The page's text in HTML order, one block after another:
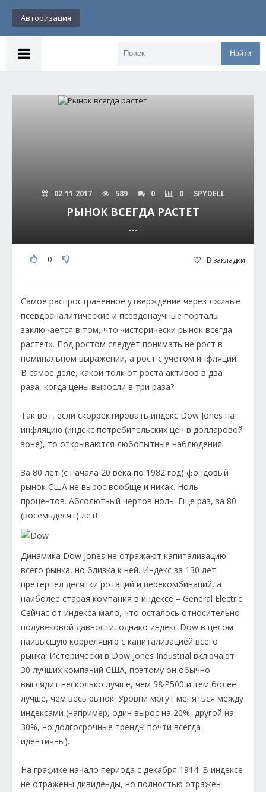
Авторизация
Найти
02.11.2017 589 0 0 SPYDELL
РЫНОК ВСЕГДА РАСТЕТ
---
0 В закладки
Самое распространенное утверждение через лживые
псевдоаналитические и псевдонаучные порталы
заключается в том, что «исторически рынок всегда
растет». Под ростом следует понимать не рост в
номинальном выражении, а рост с учетом инфляции.
В самое деле, какой толк от роста активов в два
раза, когда цены выросли в три раза?
Так вот, если скорректировать индекс Dow Jones на
инфляцию (индекс потребительских цен в долларовой
зоне), то открываются любопытные наблюдения.
За 80 лет (с начала 20 века по 1982 год) фондовый
рынок США не вырос вообще и никак. Ноль
процентов. Абсолютный чертов ноль. Еще раз, за 80
(восемьдесят) лет!
Динамика Dow Jones не отражают капитализацию
всего рынка, но близка к ней. Индекс за 130 лет
претерпел десятки ротаций и перекомбинаций, а
наиболее старая компания в индексе – General Electric.
Сейчас от индекса мало, что осталось относительно
полувековой давности, однако индекс Dow в целом
наивысшую корреляцию с капитализацией всего
рынка. Исторически в Dow Jones Industrial включают
30 лучших компаний США, поэтому он обычно
выглядит несколько лучше, чем S&P500 и тем более
лучше, чем весь рынок. Уровни могут меняться между
индексами (например, один вырос на 20%, другой на
30%, но долгосрочные тренды почти всегда
идентичны).
На графике начало периода с декабря 1914. В индексе
не отражены дивиденды, но полностью отражен